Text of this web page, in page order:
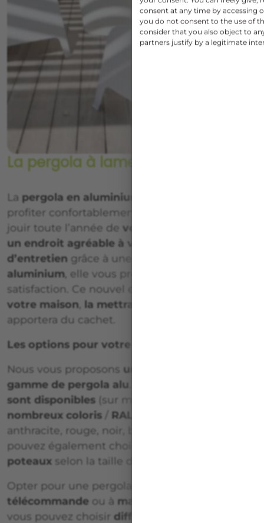
La pergola à lames orientables
La pergola en aluminium
profiter confortablement
jouir toute l’année de votre terrasse
un endroit agréable à vivre
d’entretien grâce à une structure
aluminium , elle vous procurera entièrement
satisfaction. Ce nouvel espace s’adaptera à
votre maison la mettra en valeur
apportera du cachet.
Les options pour votre pergola
Nous vous proposons un large choix de
gamme de pergola alu
sont disponibles (sur mesure). Ainsi que de
nombreux coloris
RAL de laquage
anthracite, rouge, noir, blanc…) et finitions. Vous
pouvez également choisir
poteaux selon la taille de votre pergola.
Opter pour une pergola motorisée avec
télécommande ou à manivelle
vous pouvez choisir différents modules
consent at any time by accessing
you do not consent to the use of
consider that you also object to
partners justify by a legitimate